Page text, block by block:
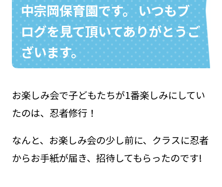
中宗岡保育園です。 いつもブ
ログを見て頂いてありがとうご
ざいます。
お楽しみ会で子どもたちが1番楽しみにしてい
たのは、忍者修行！
なんと、お楽しみ会の少し前に、クラスに忍者
からお手紙が届き、招待してもらったのです!